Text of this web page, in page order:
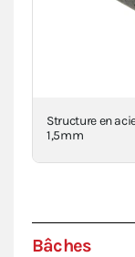
Structure en
1,5mm
Bâches